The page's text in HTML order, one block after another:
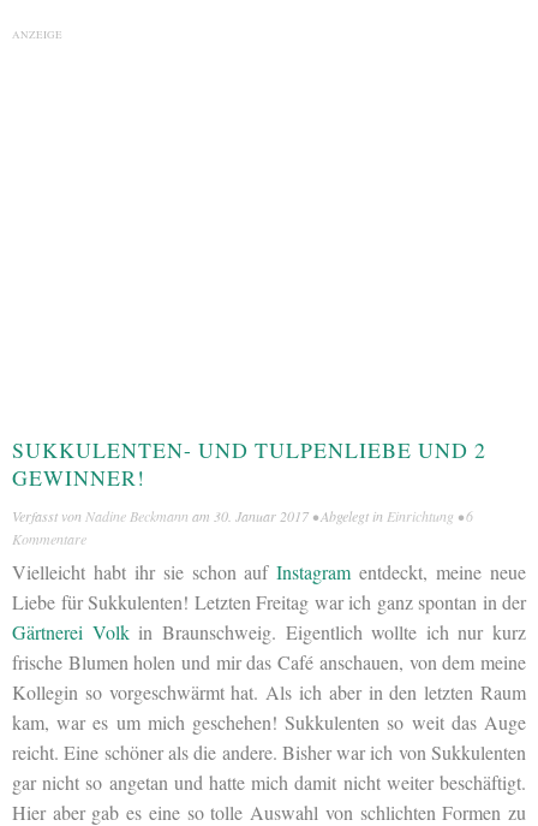
ANZEIGE
SUKKULENTEN- UND TULPENLIEBE UND 2
GEWINNER!
Verfasst von Nadine Beckmann am 30. Januar 2017 • Abgelegt in Einrichtung •6
Kommentare
Vielleicht habt ihr sie schon aufInstagram entdeckt, meine neue
Liebe für Sukkulenten! Letzten Freitag war ich ganz spontan in der
Gärtnerei Volkin Braunschweig. Eigentlich wollte ich nur kurz
frische Blumen holen und mir das Café anschauen, von dem meine
Kollegin so vorgeschwärmt hat. Als ich aber in den letzten Raum
kam, war es um mich geschehen! Sukkulenten so weit das Auge
reicht. Eine schöner als die andere. Bisher war ich von Sukkulenten
gar nicht so angetan und hatte mich damit nicht weiter beschäftigt.
Hier aber gab es eine so tolle Auswahl von schlichten Formen zu